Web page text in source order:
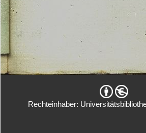
Rechteinhaber: